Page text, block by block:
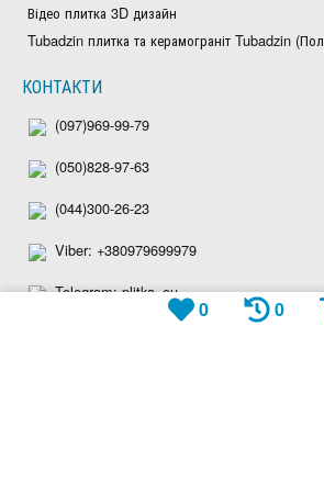
Відео плитка 3D дизайн
Tubadzin плитка та керамограніт Tubadzin
КОНТАКТИ
(097)969-99-79
(050)828-97-63
(044)300-26-23
Viber: +380979699979
Telegram: plitka_eu
0 0